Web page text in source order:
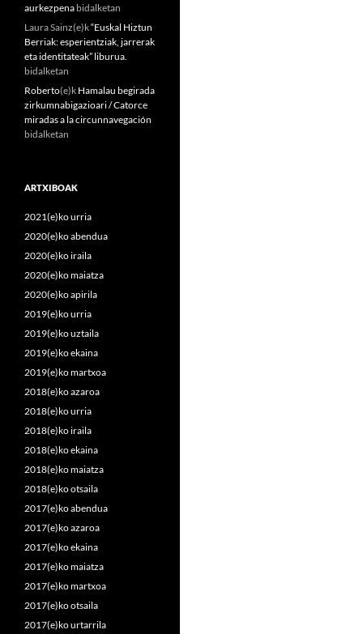
aurkezpena bidalketan
Laura Sainz(e)k“Euskal Hiztun
Berriak: esperientziak, jarrerak
eta identitateak” liburua.
bidalketan
Roberto(e)k Hamalau begirada
zirkumnabigazioari / Catorce
miradas a la circunnavegación
bidalketan
ARTXIBOAK
2021(e)ko urria
2020(e)ko abendua
2020(e)ko iraila
2020(e)ko maiatza
2020(e)ko apirila
2019(e)ko urria
2019(e)ko uztaila
2019(e)ko ekaina
2019(e)ko martxoa
2018(e)ko azaroa
2018(e)ko urria
2018(e)ko iraila
2018(e)ko ekaina
2018(e)ko maiatza
2018(e)ko otsaila
2017(e)ko abendua
2017(e)ko azaroa
2017(e)ko ekaina
2017(e)ko maiatza
2017(e)ko martxoa
2017(e)ko otsaila
2017(e)ko urtarrila